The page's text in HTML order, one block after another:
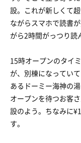
設。これが新しくて
ながらスマホで読書
がら2時間がっつり読
15時オープンのタイ
が、別棟になってい
あるドーミー海神の
オープンを待つお客
設のよう。ちなみに
す。